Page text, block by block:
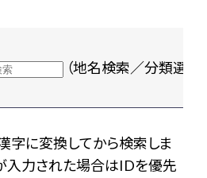
（地名検索／分類選択
字に変換してから検索しま
入力された場合はIDを優先